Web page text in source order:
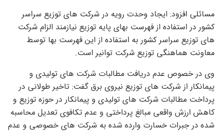
مسائلی افزود: ایجاد وحدت رویه در شرکت های توزیع سراسر
کشور در استفاده از فهرست بهای پایه توزیع نیازمند الزام شرکت
های توزیع سراسر کشور به استفاده از این فهرست بها توسط
معاونت هماهنگی توزیع شرکت توانیر است.
وی در خصوص عدم دریافت مطالبات شرکت های تولیدی و
پیمانکار از شرکت های توزیع نیروی برق گفت: تاخیر طولانی در
پرداخت مطالبات شرکت های تولیدی و پیمانکار در حوزه توزیع و
کاهش ارزش واقعی مبالغ پرداختی و عدم تکافوی تعدیل محاسبه
شده در جبرات خسارت وارده شده به شرکت های خصوصی و عدم